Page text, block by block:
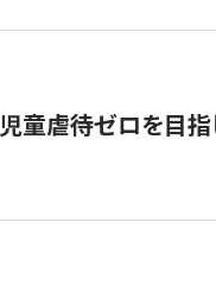
児童虐待ゼロを目指